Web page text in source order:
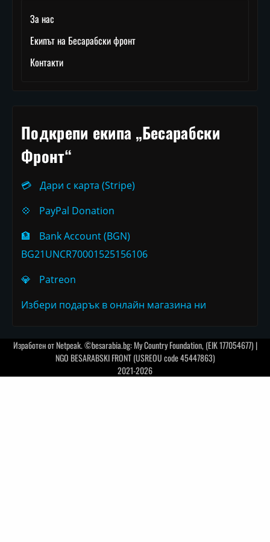
За нас
Екипът на Бесарабски фронт
Контакти
Подкрепи екипа „Бесарабски
Фронт“
💳
Дари с карта (Stripe)
💠
PayPal Donation
🏦
Bank Account (BGN)
BG21UNCR70001525156106
💎
Patreon
Избери подарък в онлайн магазина ни
Изработен отNetpeak. ©besarabia.bg: My Country Foundation, (EIK 177054677) |
NGO BESARABSKI FRONT (USREOU code 45447863)
2021-2026